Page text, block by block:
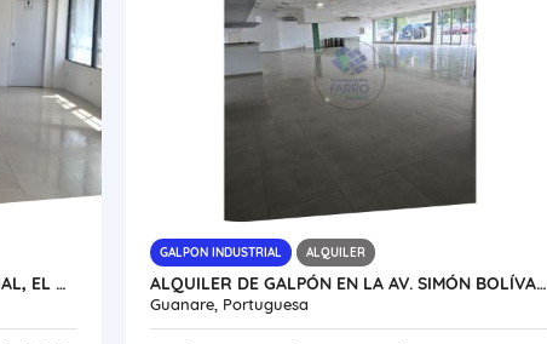
ALQUILER O VENTA DE LOCAL COMERCIAL, EL TIGRE AL53-0053-NBOL-DVTRI
GALPON INDUSTRIAL ALQUILER
ALQUILER DE GALPÓN EN LA AV. SIMÓN BOLÍVAR GUANARE VE21-228SB-JFAK
Guanare, Portuguesa